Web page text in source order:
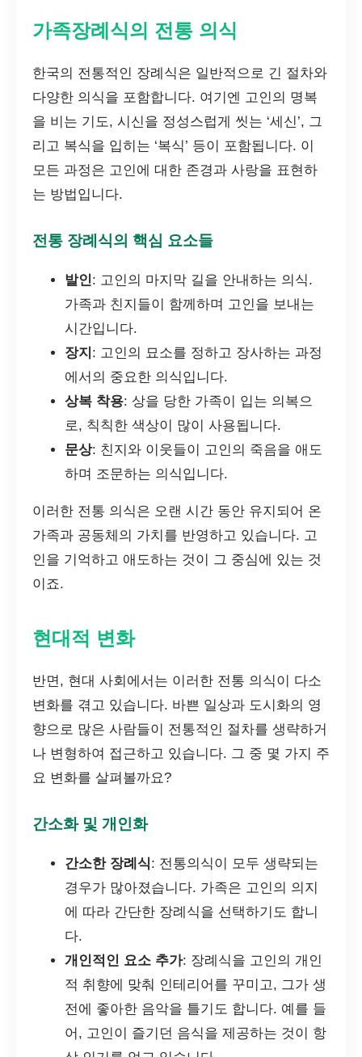
가족장례식의 전통 의식
한국의 전통적인 장례식은 일반적으로 긴 절차와
다양한 의식을 포함합니다. 여기엔 고인의 명복
을 비는 기도, 시신을 정성스럽게 씻는 ‘세신’, 그
리고 복식을 입히는 ‘복식’ 등이 포함됩니다. 이
모든 과정은 고인에 대한 존경과 사랑을 표현하
는 방법입니다.
전통 장례식의 핵심 요소들
발인: 고인의 마지막 길을 안내하는 의식.
가족과 친지들이 함께하며 고인을 보내는
시간입니다.
장지 : 고인의 묘소를 정하고 장사하는 과정
에서의 중요한 의식입니다.
상복 착용: 상을 당한 가족이 입는 의복으
로, 칙칙한 색상이 많이 사용됩니다.
문상: 친지와 이웃들이 고인의 죽음을 애도
하며 조문하는 의식입니다.
이러한 전통 의식은 오랜 시간 동안 유지되어 온
가족과 공동체의 가치를 반영하고 있습니다. 고
인을 기억하고 애도하는 것이 그 중심에 있는 것
이죠.
현대적 변화
반면, 현대 사회에서는 이러한 전통 의식이 다소
변화를 겪고 있습니다. 바쁜 일상과 도시화의 영
향으로 많은 사람들이 전통적인 절차를 생략하거
나 변형하여 접근하고 있습니다. 그 중 몇 가지 주
요 변화를 살펴볼까요?
간소화 및 개인화
간소한 장례식: 전통의식이 모두 생략되는
경우가 많아졌습니다. 가족은 고인의 의지
에 따라 간단한 장례식을 선택하기도 합니
다.
개인적인 요소 추가: 장례식을 고인의 개인
적 취향에 맞춰 인테리어를 꾸미고, 그가 생
전에 좋아한 음악을 틀기도 합니다. 예를 들
어, 고인이 즐기던 음식을 제공하는 것이 항